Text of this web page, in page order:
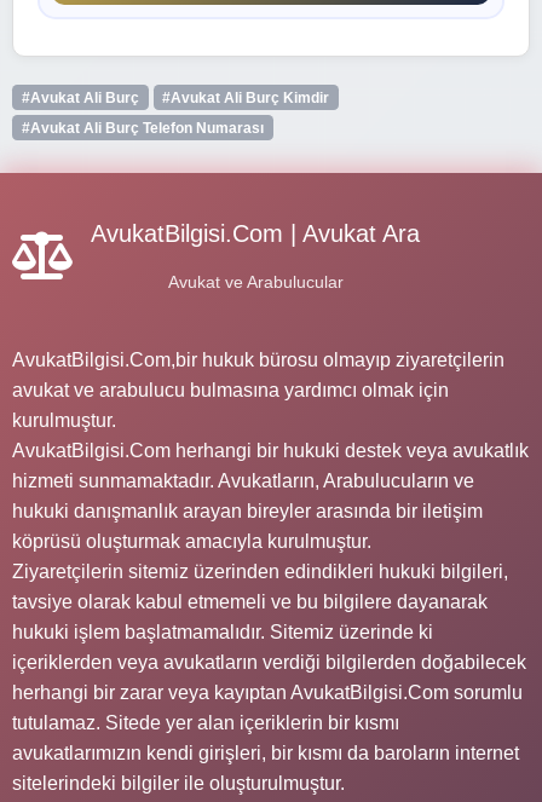
#Avukat Ali Burç
#Avukat Ali Burç Kimdir
#Avukat Ali Burç Telefon Numarası
AvukatBilgisi.Com | Avukat Ara
Avukat ve Arabulucular
AvukatBilgisi.Com,bir hukuk bürosu olmayıp ziyaretçilerin
avukat ve arabulucu bulmasına yardımcı olmak için
kurulmuştur.
AvukatBilgisi.Com herhangi bir hukuki destek veya avukatlık
hizmeti sunmamaktadır. Avukatların, Arabulucuların ve
hukuki danışmanlık arayan bireyler arasında bir iletişim
köprüsü oluşturmak amacıyla kurulmuştur.
Ziyaretçilerin sitemiz üzerinden edindikleri hukuki bilgileri,
tavsiye olarak kabul etmemeli ve bu bilgilere dayanarak
hukuki işlem başlatmamalıdır. Sitemiz üzerinde ki
içeriklerden veya avukatların verdiği bilgilerden doğabilecek
herhangi bir zarar veya kayıptan AvukatBilgisi.Com sorumlu
tutulamaz. Sitede yer alan içeriklerin bir kısmı
avukatlarımızın kendi girişleri, bir kısmı da baroların internet
sitelerindeki bilgiler ile oluşturulmuştur.